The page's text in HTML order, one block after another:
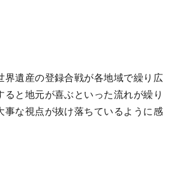
遺産の登録合戦が各地域で繰り広
ると地元が喜ぶといった流れが繰り
事な視点が抜け落ちているように感